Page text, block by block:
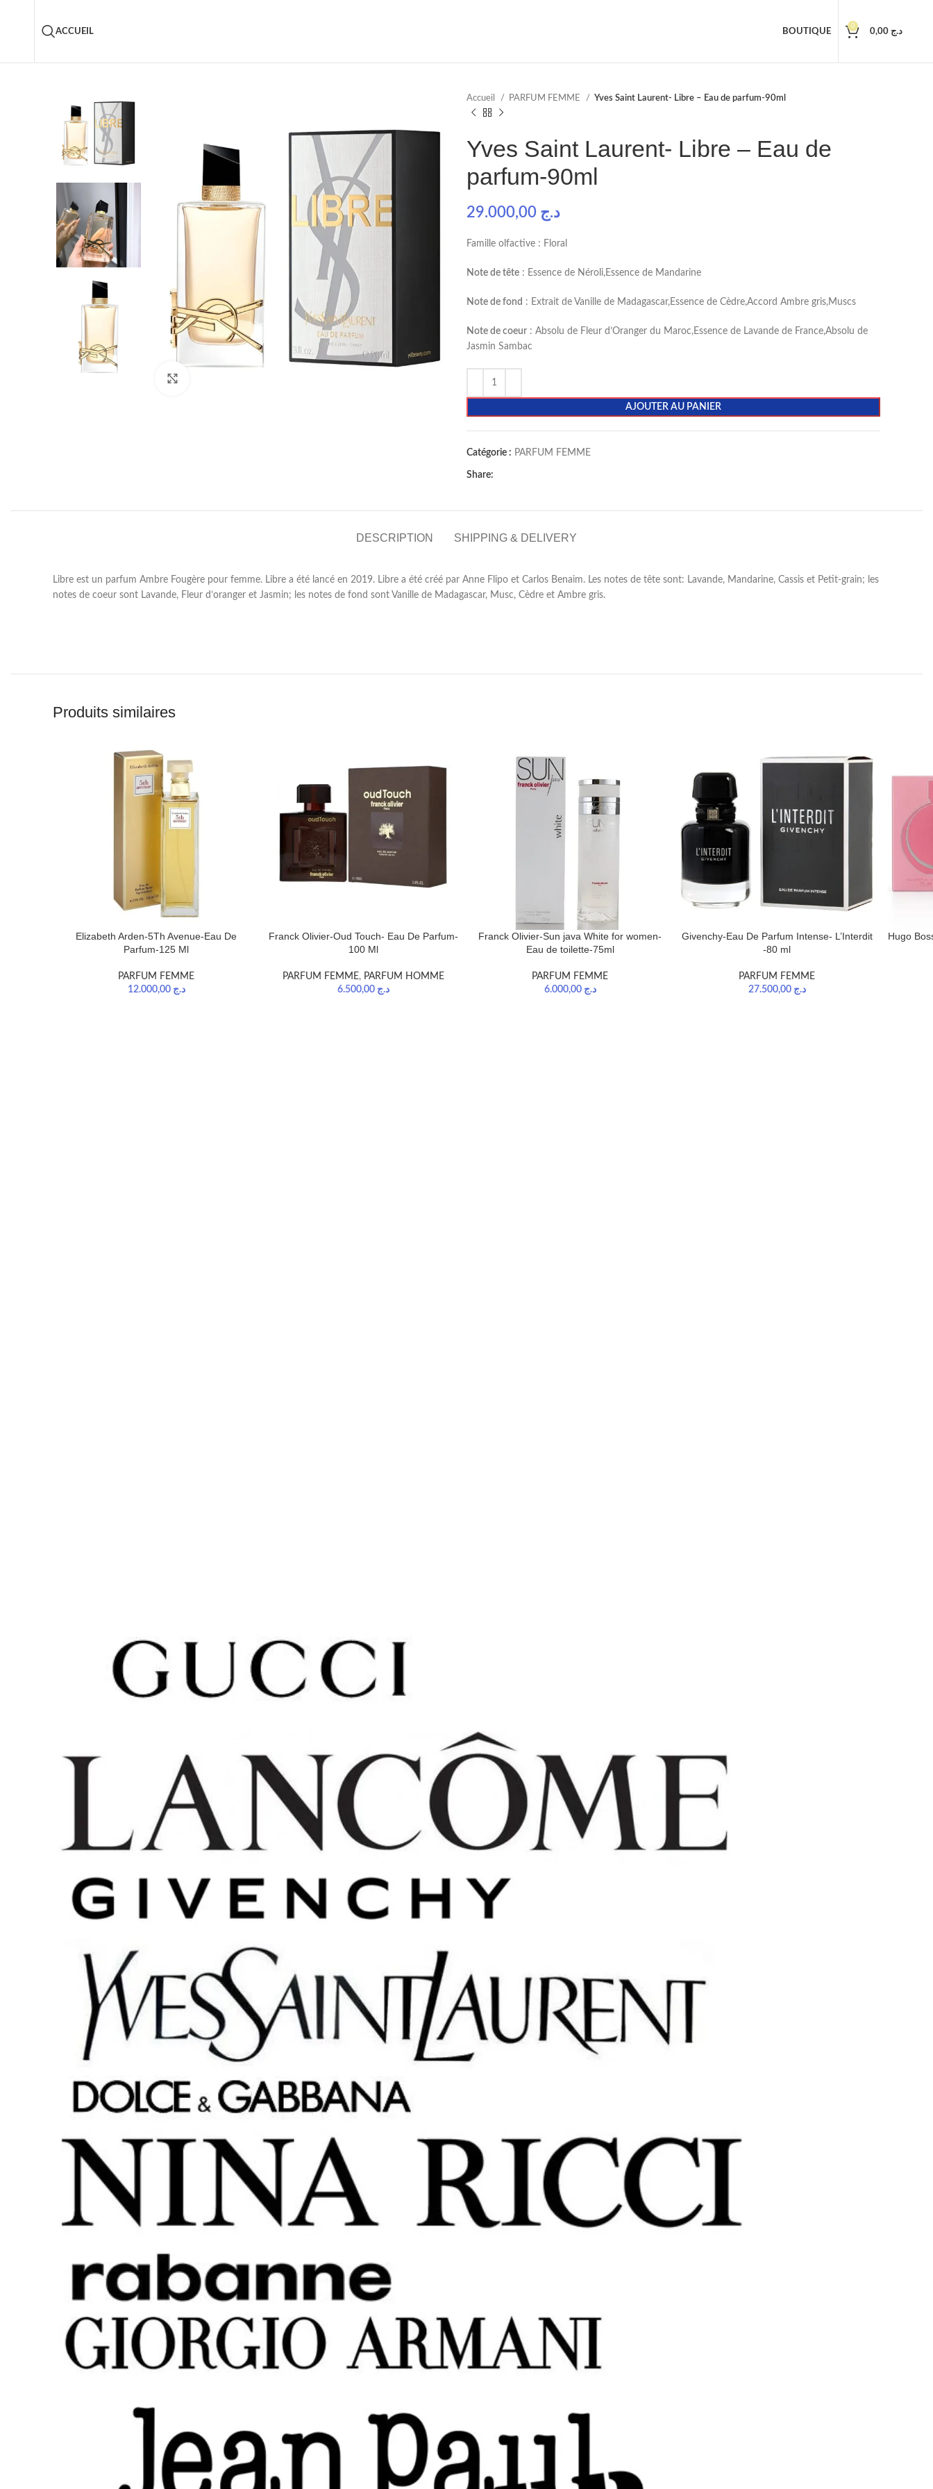
ACCUEIL BOUTIQUE
0
د.ج
Accueil PARFUM FEMME Yves Saint Laurent- Libre – Eau de parfum-90ml
Yves Saint Laurent- Libre – Eau de
parfum-90ml
د.ج
Famille olfactive : Floral
Note de tête : Essence de Néroli,Essence de Mandarine
Note de fond : Extrait de Vanille de Madagascar,Essence de Cèdre,Accord Ambre gris,Muscs
Note de coeur : Absolu de Fleur d’Oranger du Maroc,Essence de Lavande de France,Absolu de
Jasmin Sambac
AJOUTER AU PANIER
Catégorie : PARFUM FEMME
Share:
DESCRIPTION SHIPPING & DELIVERY
Libre est un parfum Ambre Fougère pour femme. Libre a été lancé en 2019. Libre a été créé par Anne Flipo et Carlos Benaim. Les notes de tête sont: Lavande, Mandarine, Cassis et Petit-grain; les
notes de coeur sont Lavande, Fleur d’oranger et Jasmin; les notes de fond sont Vanille de Madagascar, Musc, Cèdre et Ambre gris.
Produits similaires
Elizabeth Arden-5Th Avenue-Eau De
Parfum-125 Ml
PARFUM FEMME
د.ج 12.000,00
Franck Olivier-Oud Touch- Eau De Parfum-
100 Ml
PARFUM FEMME, PARFUM HOMME
د.ج 6.500,00
Franck Olivier-Sun java White for women-
Eau de toilette-75ml
PARFUM FEMME
د.ج 6.000,00
Givenchy-Eau De Parfum Intense- L’Interdit
-80 ml
PARFUM FEMME
د.ج 27.500,00
Hugo